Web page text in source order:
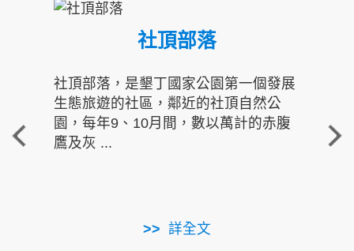
社頂部落
社頂部落，是墾丁國家公園第一個發展
生態旅遊的社區，鄰近的社頂自然公
園，每年9、10月間，數以萬計的赤腹
鷹及灰 ...
詳全文
重
走進